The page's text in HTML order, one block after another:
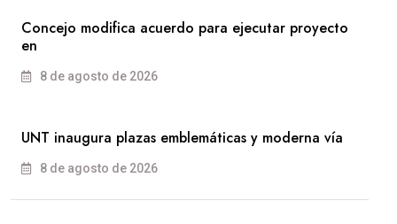
Concejo modifica acuerdo para ejecutar proyecto
en
8 de agosto de 2026
UNT inaugura plazas emblemáticas y moderna vía
8 de agosto de 2026